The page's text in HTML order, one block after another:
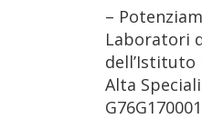
–
Laboratori
Alta